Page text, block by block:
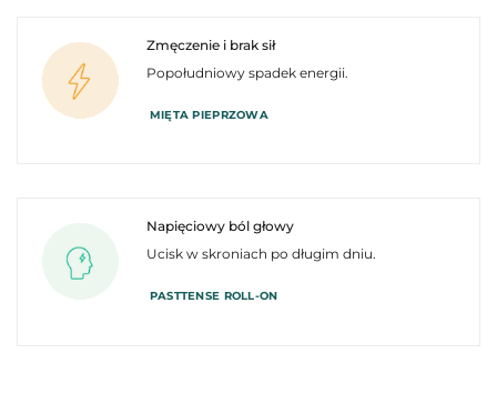
Zmęczenie i brak sił
Popołudniowy spadek energii.
MIĘTA PIEPRZOWA
Napięciowy ból głowy
Ucisk w skroniach po długim dniu.
PASTTENSE ROLL-ON